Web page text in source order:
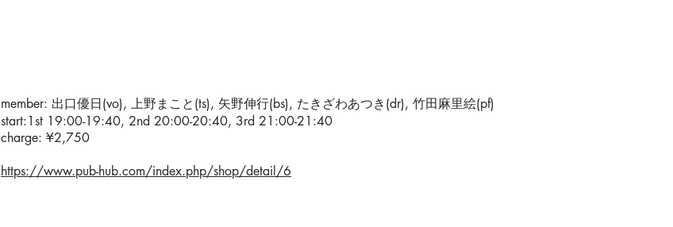
member: 出口優日(vo), 上野まこと(ts), 矢野伸行(bs), たきざわあつき(dr), 竹田麻里絵(pf)
start:1st 19:00-19:40, 2nd 20:00-20:40, 3rd 21:00-21:40
charge: ¥2,750
https://www.pub-hub.com/index.php/shop/detail/6